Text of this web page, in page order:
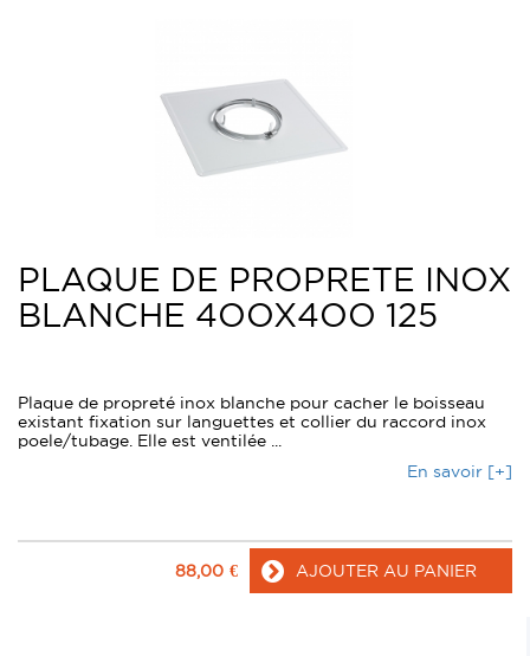
PLAQUE DE PROPRETE INOX
BLANCHE 4OOX4OO 125
Plaque de propreté inox blanche pour cacher le boisseau
existant fixation sur languettes et collier du raccord inox
poele/tubage. Elle est ventilée ...
En savoir [+]
88,00 € AJOUTER AU PANIER